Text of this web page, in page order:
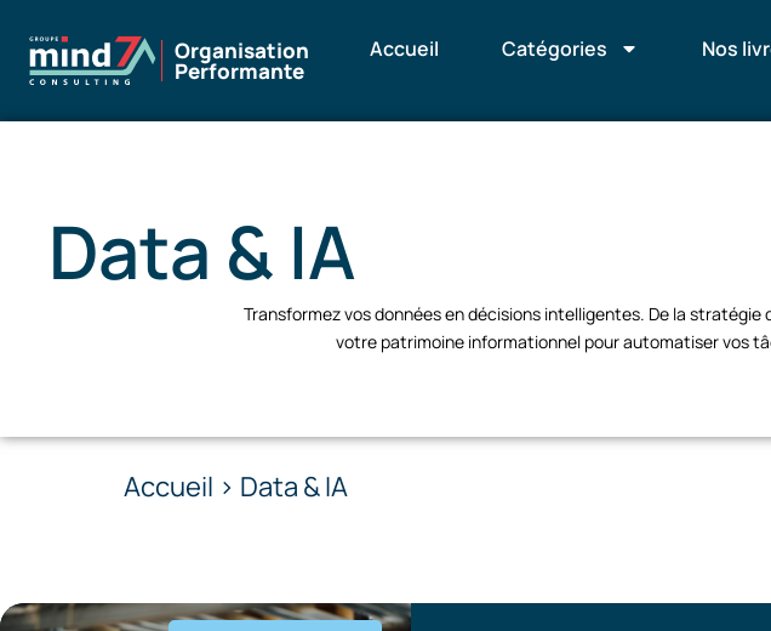
Organisation
Performante
Accueil Catégories Nos
Data & IA
Transformez vos données en décisions intelligentes. De la stratégie
votre patrimoine informationnel pour automatiser vos
Accueil > Data & IA